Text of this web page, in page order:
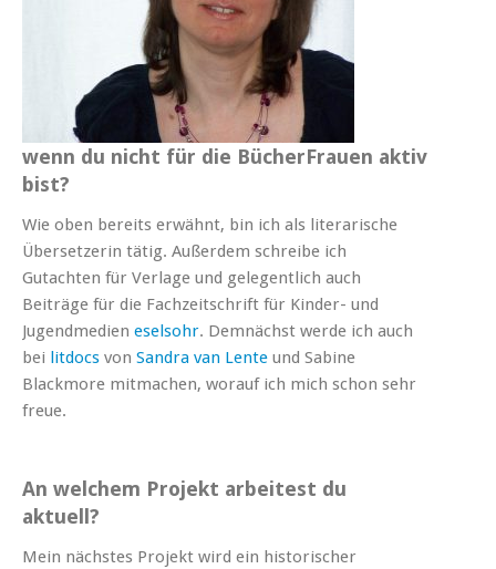
wenn du nicht für die BücherFrauen aktiv
bist?
Wie oben bereits erwähnt, bin ich als literarische
Übersetzerin tätig. Außerdem schreibe ich
Gutachten für Verlage und gelegentlich auch
Beiträge für die Fachzeitschrift für Kinder- und
Jugendmedien eselsohr. Demnächst werde ich auch
bei litdocs von Sandra van Lente und Sabine
Blackmore mitmachen, worauf ich mich schon sehr
freue.
An welchem Projekt arbeitest du
aktuell?
Mein nächstes Projekt wird ein historischer